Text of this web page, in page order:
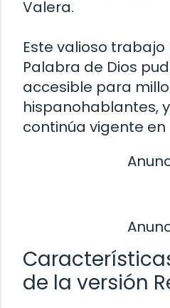
Valera.
Este valioso
Palabra de Dios
accesible para
hispanohablantes,
continúa vigente
de la versión